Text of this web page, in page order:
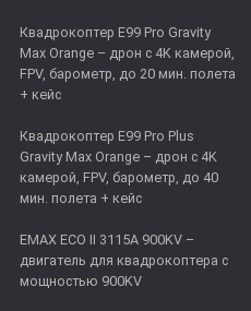
Квадрокоптер E99 Pro Gravity
Max Orange – дрон с 4K камерой,
FPV, барометр, до 20 мин. полета
+ кейс
Квадрокоптер E99 Pro Plus
Gravity Max Orange – дрон с 4K
камерой, FPV, барометр, до 40
мин. полета + кейс
EMAX ECO II 3115А 900KV –
двигатель для квадрокоптера с
мощностью 900KV